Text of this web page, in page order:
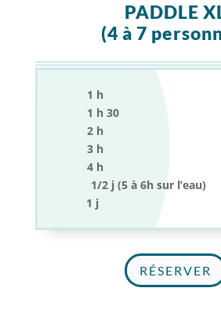
PADDLE
(4 à 7
1 h
1 h 30
2 h
3 h
4 h
1/2 j (5 à 6h sur
1 j
RÉSERVER